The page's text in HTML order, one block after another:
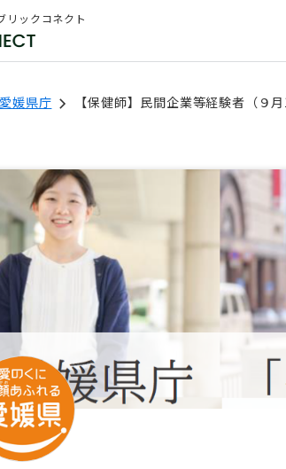
リックコネクト
愛媛県庁 【保健師】民間企業等経験者（９